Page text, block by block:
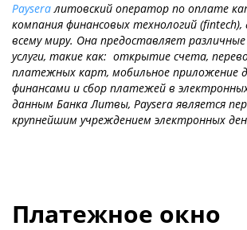
Payseraлитовский оператор по оплате
компания финансовых технологий
всему миру. Она предоставляет
услуги, такие как: открытие счета,
платежных карт, мобильное приложение
финансами и сбор платежей в
данным Банка Литвы, Paysera является
крупнейшим учреждением электронных
Платежное окно